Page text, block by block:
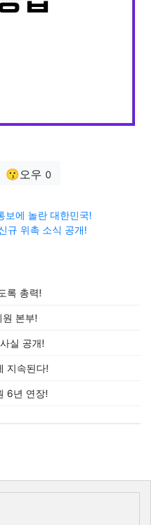
😗오우 0
보에 놀란 대한민국!
규 위촉 소식 공개!
록 총력!
본부!
실 공개!
지속된다!
6년 연장!